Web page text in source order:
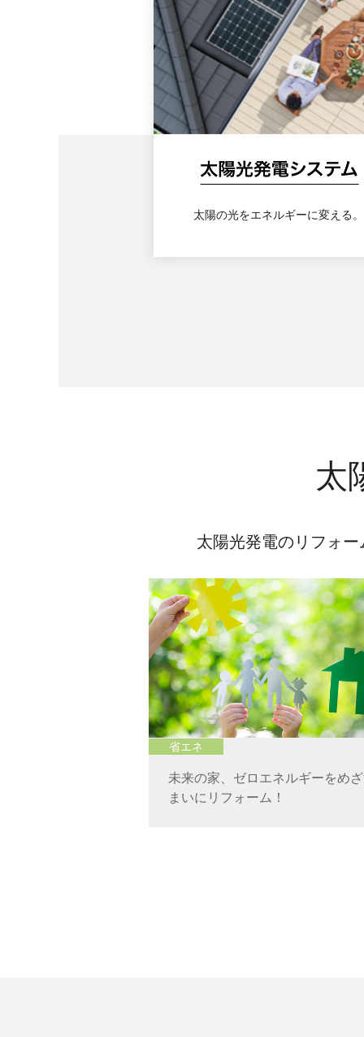
太陽の光をエネルギーに変える。
太
太陽光発電のリフォ
省エネ
未来の家、ゼロエネルギーをめ
まいにリフォーム！